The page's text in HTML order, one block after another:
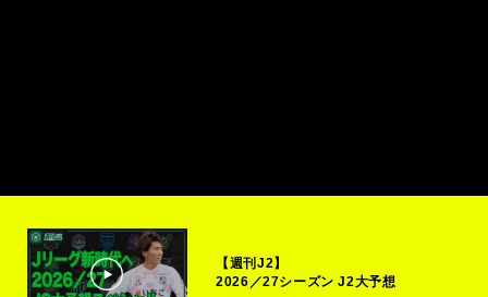
【週刊J2】
2026／27シーズン J2大予想